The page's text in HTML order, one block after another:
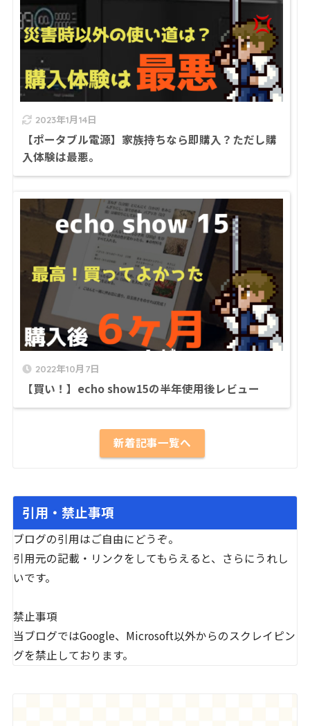
2023年1月14日
【ポータブル電源】家族持ちなら即購入？ただし購
入体験は最悪。
2022年10月7日
【買い！】echo show15の半年使用後レビュー
新着記事一覧へ
引用・禁止事項
ブログの引用はご自由にどうぞ。
引用元の記載・リンクをしてもらえると、さらにうれし
いです。
禁止事項
当ブログではGoogle、Microsoft以外からのスクレイピン
グを禁止しております。